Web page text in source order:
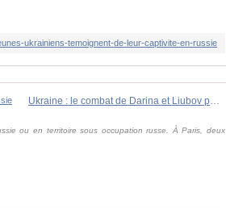
ukrainiens-temoignent-de-leur-captivite-en-russie
Ukraine : le combat de Darina et Liubov pour retrouver les enfants enlevés à Kherson par la Russie
ou en territoire sous occupation russe. À Paris, deux